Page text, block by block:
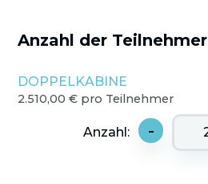
Anzahl der Teilnehmer
DOPPELKABINE
2.510,00 € pro Teilnehmer
Anzahl: -